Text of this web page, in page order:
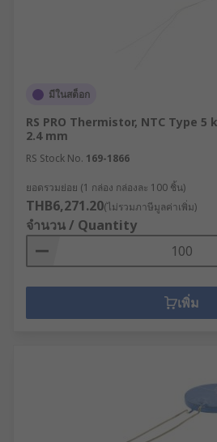
มีในสต็อก
RS PRO Thermistor, NTC Type 5
2.4 mm
RS Stock No. 169-1866
ยอดรวมย่อย (1 กล่อง กล่องละ 100 ชิ้น)
THB6,271.20(ไม่รวมภาษีมูลค่าเพิ่ม)
จำนวน / Quantity
เพิ่ม